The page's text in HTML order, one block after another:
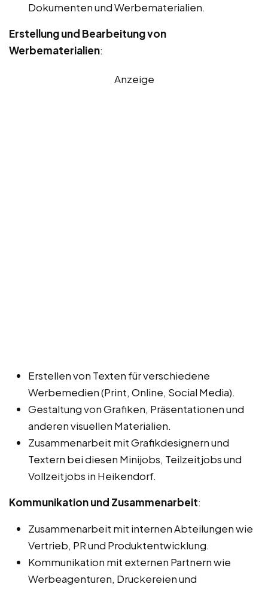
Dokumenten und Werbematerialien.
Erstellung und Bearbeitung von
Werbematerialien:
Anzeige
Erstellen von Texten für verschiedene
Werbemedien (Print, Online, Social Media).
Gestaltung von Grafiken, Präsentationen und
anderen visuellen Materialien.
Zusammenarbeit mit Grafikdesignern und
Textern bei diesen Minijobs, Teilzeitjobs und
Vollzeitjobs in Heikendorf.
Kommunikation und Zusammenarbeit:
Zusammenarbeit mit internen Abteilungen wie
Vertrieb, PR und Produktentwicklung.
Kommunikation mit externen Partnern wie
Werbeagenturen, Druckereien und